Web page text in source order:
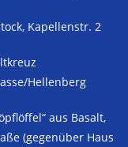
Kapellenstr. 2
Hellenberg
aus Basalt,
(gegenüber Haus